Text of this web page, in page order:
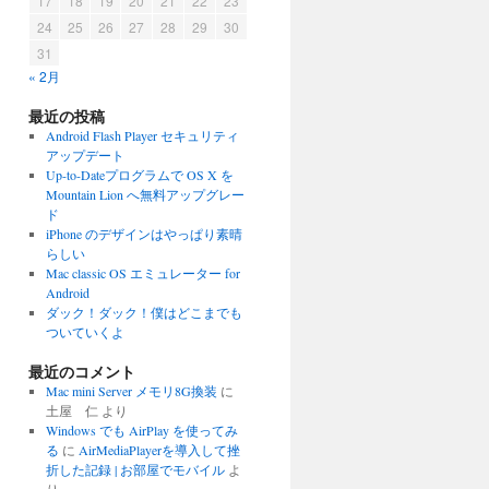
24
25 26 27 28 29
30
31
« 2月
最近の投稿
Android Flash Player セキュリティ
アップデート
Up-to-Dateプログラムで OS X を
Mountain Lion へ無料アップグレー
ド
iPhone のデザインはやっぱり素晴
らしい
Mac classic OS エミュレーター for
Android
ダック！ダック！僕はどこまでも
ついていくよ
最近のコメント
Mac mini Server メモリ8G換装 に
土屋 仁 より
Windows でも AirPlay を使ってみ
る に AirMediaPlayerを導入して挫
折した記録 | お部屋でモバイルよ